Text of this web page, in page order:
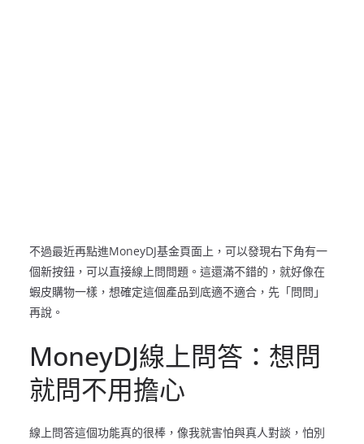
不過最近再點進MoneyDJ基金頁面上，可以發現右下角有一
個新按鈕，可以直接線上問問題。這還滿不錯的，就好像在
蝦皮購物一樣，想確定這個產品到底適不適合，先「問問」
再說。
MoneyDJ線上問答：想問
就問不用擔心
線上問答這個功能真的很棒，像我就害怕與真人對談，怕別